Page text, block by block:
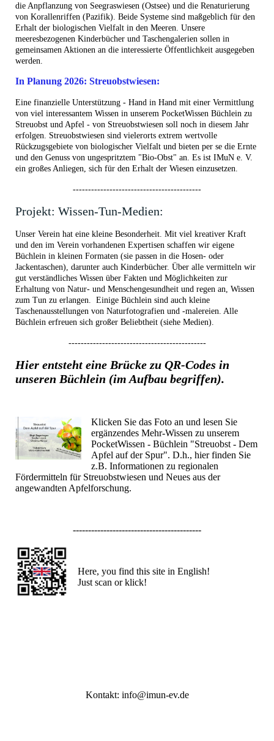
die Anpflanzung von Seegraswiesen (Ostsee) und die Renaturierung
von Korallenriffen (Pazifik). Beide Systeme sind maßgeblich für den
Erhalt der biologischen Vielfalt in den Meeren. Unsere
meeresbezogenen Kinderbücher und Taschengalerien sollen in
gemeinsamen Aktionen an die interessierte Öffentlichkeit ausgegeben
werden.
In Planung 2026: Streuobstwiesen:
Eine finanzielle Unterstützung - Hand in Hand mit einer Vermittlung
von viel interessantem Wissen in unserem PocketWissen Büchlein zu
Streuobst und Apfel - von Streuobstwiesen soll noch in diesem Jahr
erfolgen. Streuobstwiesen sind vielerorts extrem wertvolle
Rückzugsgebiete von biologischer Vielfalt und bieten per se die Ernte
und den Genuss von ungespritztem "Bio-Obst" an. Es ist IMuN e. V.
ein großes Anliegen, sich für den Erhalt der Wiesen einzusetzen.
------------------------------------------
Projekt: Wissen-Tun-Medien:
Unser Verein hat eine kleine Besonderheit. Mit viel kreativer Kraft
und den im Verein vorhandenen Expertisen schaffen wir eigene
Büchlein in kleinen Formaten (sie passen in die Hosen- oder
Jackentaschen), darunter auch Kinderbücher. Über alle vermitteln wir
gut verständliches Wissen über Fakten und Möglichkeiten zur
Erhaltung von Natur- und Menschengesundheit und regen an, Wissen
zum Tun zu erlangen. Einige Büchlein sind auch kleine
Taschenausstellungen von Naturfotografien und -malereien. Alle
Büchlein erfreuen sich großer Beliebtheit (siehe Medien).
---------------------------------------------
Hier entsteht eine Brücke zu QR-Codes in
unseren Büchlein (im Aufbau begriffen).
Klicken Sie das Foto an und lesen Sie
ergänzendes Mehr-Wissen zu unserem
PocketWissen - Büchlein "Streuobst - Dem
Apfel auf der Spur". D.h., hier finden Sie
z.B. Informationen zu regionalen
Fördermitteln für Streuobstwiesen und Neues aus der
angewandten Apfelforschung.
------------------------------------------
Here, you find this site in English!
Just scan or klick!
Kontakt: info@imun-ev.de